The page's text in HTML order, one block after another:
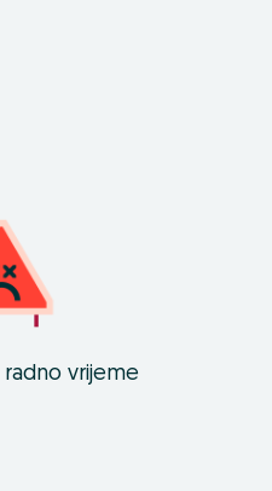
vrijeme